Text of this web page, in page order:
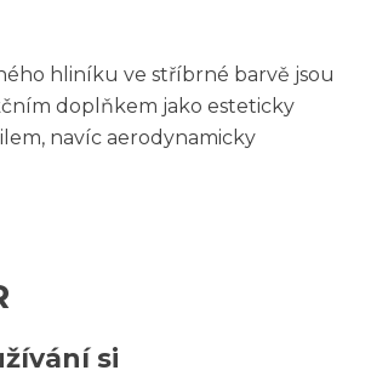
hliníku ve stříbrné barvě jsou
doplňkem jako esteticky
navíc aerodynamicky
si